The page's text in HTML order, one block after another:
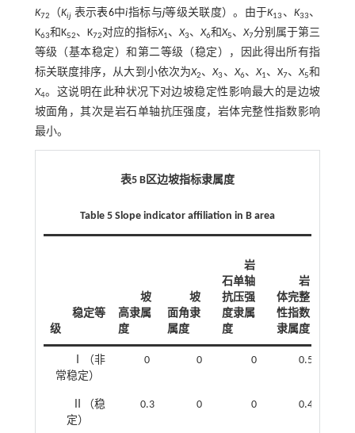
K72 （Kij 表示表6中i指标与j等级关联度）。由于K13 、K33、
K63和K52、K72对应的指标X1、X3、X6和X5、X7分别属于第三
等级（基本稳定）和第二等级（稳定），因此得出所有指
标关联度排序，从大到小依次为X2、X3 、X6、X1、X7、X5和
X4。这说明在此种状况下对边坡稳定性影响最大的是边坡
坡面角，其次是岩石单轴抗压强度，岩体完整性指数影响
最小。
表5 B区边坡指标隶属度
Table 5 Slope indicator affiliation in B area
稳定等
级
坡
高隶属
度
坡
面角隶
属度
岩
石单轴
抗压强
度隶属
度
岩
体完整
性指数
隶属度
Ⅰ（非
常稳定）
0 0 0 0.58
Ⅱ（稳
定）
0.3 0 0 0.42